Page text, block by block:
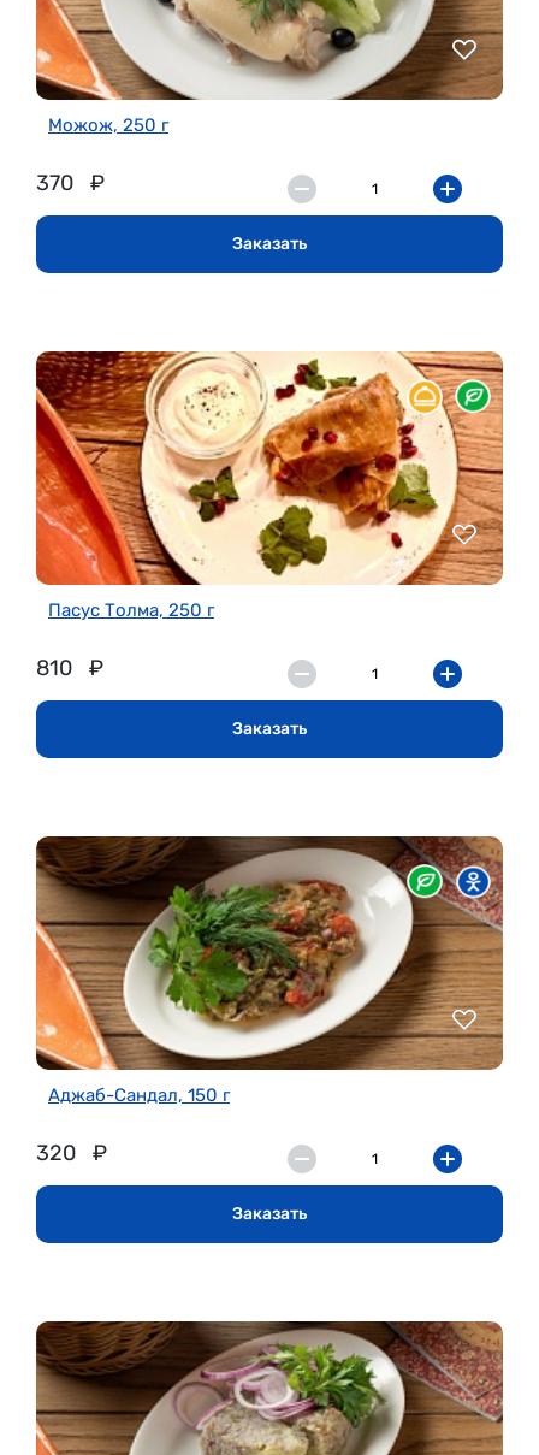
Можож, 250 г
370 ₽
Заказать
Пасус Толма, 250 г
810 ₽
Заказать
Аджаб-Сандал, 150 г
320 ₽
Заказать